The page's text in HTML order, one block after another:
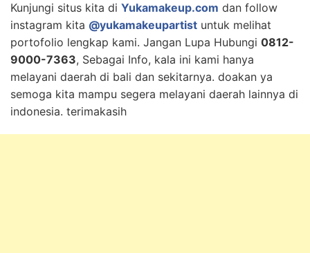
Kunjungi situs kita di Yukamakeup.com dan follow
instagram kita @yukamakeupartist untuk melihat
portofolio lengkap kami. Jangan Lupa Hubungi 0812-
9000-7363, Sebagai Info, kala ini kami hanya
melayani daerah di bali dan sekitarnya. doakan ya
semoga kita mampu segera melayani daerah lainnya di
indonesia. terimakasih